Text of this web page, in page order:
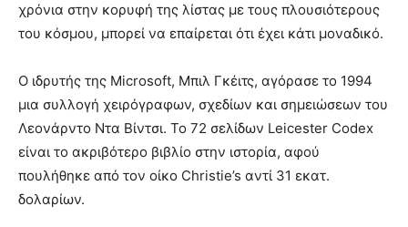
χρόνια στην κορυφή της λίστας με τους πλουσιότερους
του κόσμου, μπορεί να επαίρεται ότι έχει κάτι μοναδικό.
Ο ιδρυτής της Microsoft, Μπιλ Γκέιτς, αγόρασε το 1994
μια συλλογή χειρόγραφων, σχεδίων και σημειώσεων του
Λεονάρντο Ντα Βίντσι. Το 72 σελίδων Leicester Codex
είναι το ακριβότερο βιβλίο στην ιστορία, αφού
πουλήθηκε από τον οίκο Christie’s αντί 31 εκατ.
δολαρίων.